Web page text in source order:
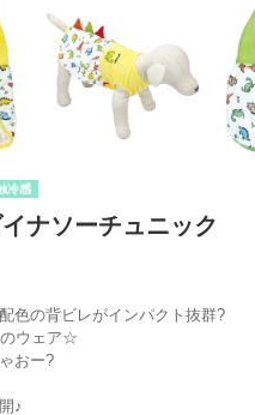
冷感
ナソーチュニック
色の背ビレがインパクト抜群?
のウェア☆
おー?
♪